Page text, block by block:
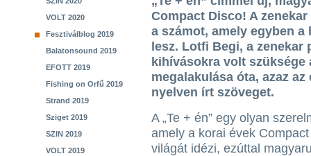
VOLT 2020
Fesztiválblog 2019
Balatonsound 2019
EFOTT 2019
Fishing on Orfű 2019
Strand 2019
Sziget 2019
SZIN 2019
VOLT 2019
Compact Disco! A
a számot, amely egyben
lesz. Lotfi Begi, a
kihívásokra volt szüksége
megalakulása óta, azaz
nyelven írt szöveget.
A „Te + én” egy olyan
amely a korai évek
világát idézi, ezúttal